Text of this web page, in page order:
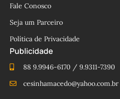
Fale Conosco
Seja um Parceiro
Política de Privacidade
Publicidade
88 9.9946-6170 / 9.9311-7390
cesinhamacedo@yahoo.com.br